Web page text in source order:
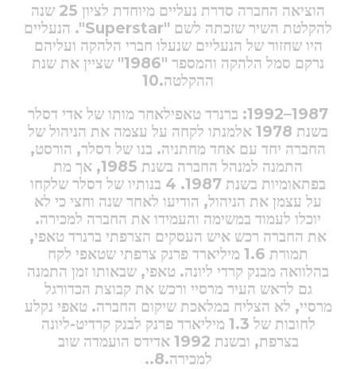
הוציאה החברה סדרת נעליים מיוחדת לציון 25 שנה
להקלטת השיר שזכתה לשם "Superstar".
הנעליים
היו שחזור של הנעליים שנעלו חברי הלהקה ועליהם
נרקם סמל הלהקה והמספר "1986" שציין את שנת
ההקלטה.10
1987–1992:
ברנרד טאפילאחר מותו של אדי דסלר
בשנת 1978 אלמנתו לקחה על עצמה את הניהול של
החברה יחד עם אחד מחתניה. בנו של דסלר, הורסט,
התמנה למנהל החברה בשנת 1985, אך מת
בפתאומיות בשנת 1987. 4 בנותיו של דסלר שלקחו
על עצמן את הניהול, הודיעו לאחר שנה וחצי כי לא
יוכלו לעמוד במשימה והעמידו את החברה למכירה.
את החברה רכש איש העסקים הצרפתי ברנרד טאפי,
תמורת 1.6 מיליארד פרנק צרפתי שטאפי לקח
בהלוואה מבנק קרדי ליונה. טאפי, שבאותו זמן התמנה
גם לראש העיר מרסיי ורכש את קבוצת הכדורגל
מרסיי, לא הצליח במלאכת שיקום החברה. טאפי נקלע
לחובות של 1.3 מיליארד פרנק לבנק קרדיט-ליונה
בצרפת, ובשנת 1992 אדידס הועמדה שוב
למכירה.8..